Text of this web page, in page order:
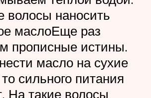
волосы наносить
маслоЕще раз
прописные истины.
масло на сухие
сильного питания
На такие волосы